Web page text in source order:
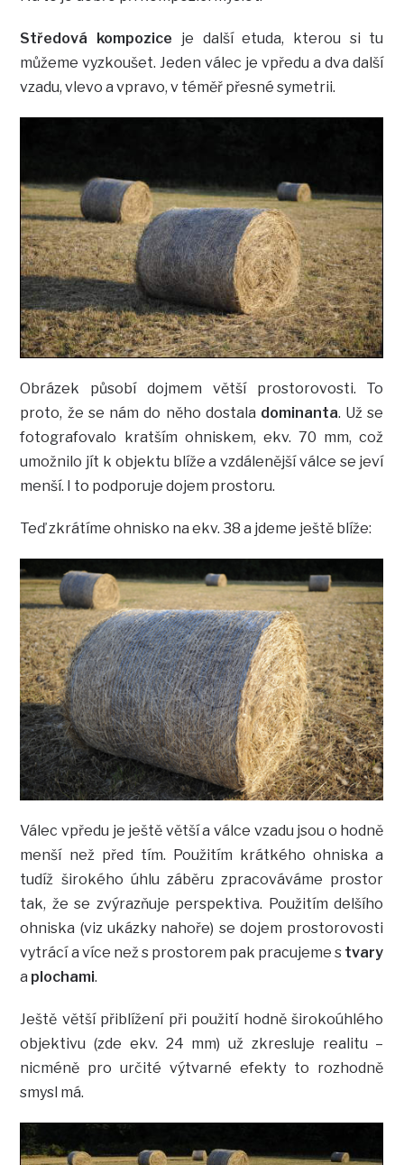
Středová kompozice je další etuda, kterou si tu
můžeme vyzkoušet. Jeden válec je vpředu a dva další
vzadu, vlevo a vpravo, v téměř přesné symetrii.
Obrázek působí dojmem větší prostorovosti. To
proto, že se nám do něho dostala dominanta. Už se
fotografovalo kratším ohniskem, ekv. 70 mm, což
umožnilo jít k objektu blíže a vzdálenější válce se jeví
menší. I to podporuje dojem prostoru.
Teď zkrátíme ohnisko na ekv. 38 a jdeme ještě blíže:
Válec vpředu je ještě větší a válce vzadu jsou o hodně
menší než před tím. Použitím krátkého ohniska a
tudíž širokého úhlu záběru zpracováváme prostor
tak, že se zvýrazňuje perspektiva. Použitím delšího
ohniska (viz ukázky nahoře) se dojem prostorovosti
vytrácí a více než s prostorem pak pracujeme s tvary
a plochami.
Ještě větší přiblížení při použití hodně širokoúhlého
objektivu (zde ekv. 24 mm) už zkresluje realitu –
nicméně pro určité výtvarné efekty to rozhodně
smysl má.